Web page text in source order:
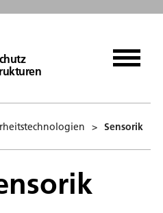
> Sensorik